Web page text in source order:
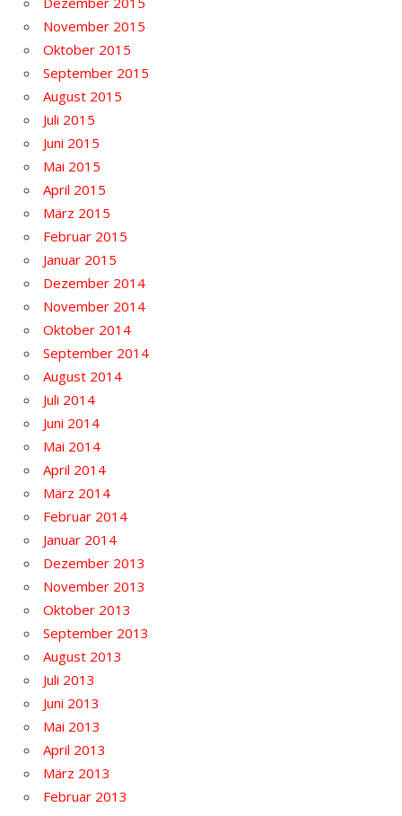
November 2015
Oktober 2015
September 2015
August 2015
Juli 2015
Juni 2015
Mai 2015
April 2015
März 2015
Februar 2015
Januar 2015
Dezember 2014
November 2014
Oktober 2014
September 2014
August 2014
Juli 2014
Juni 2014
Mai 2014
April 2014
März 2014
Februar 2014
Januar 2014
Dezember 2013
November 2013
Oktober 2013
September 2013
August 2013
Juli 2013
Juni 2013
Mai 2013
April 2013
März 2013
Februar 2013